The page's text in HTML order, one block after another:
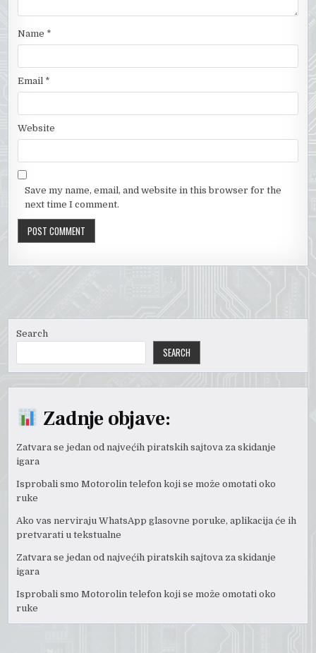
Name *
Email *
Website
Save my name, email, and website in this browser for the
next time I comment.
Search
SEARCH
Zadnje objave:
Zatvara se jedan od najvećih piratskih sajtova za skidanje
igara
Isprobali smo Motorolin telefon koji se može omotati oko
ruke
Ako vas nerviraju WhatsApp glasovne poruke, aplikacija će ih
pretvarati u tekstualne
Zatvara se jedan od najvećih piratskih sajtova za skidanje
igara
Isprobali smo Motorolin telefon koji se može omotati oko
ruke